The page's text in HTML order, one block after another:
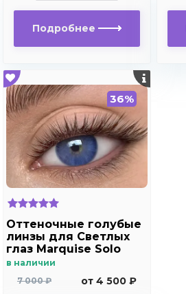
Подробнее
36%
Оттеночные голубые
линзы для Светлых
глаз Marquise Solo
blue с отверстием
и близорукости
в наличии
7 000 ₽
от 4 500 ₽